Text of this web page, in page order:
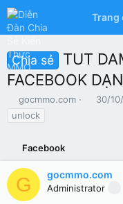
Trang
Chia sẻ
TUT
FACEBOOK
T
d
s
t
a
gocmmo.com
N
ử
i
30/
unlock
Facebook
G gocmmo.com
Administrator